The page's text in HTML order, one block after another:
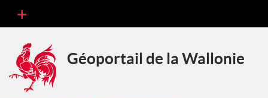
Géoportail de la Wallonie